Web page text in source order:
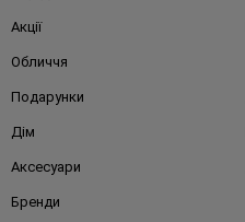
Акції
Обличчя
Подарунки
Дім
Аксесуари
Бренди